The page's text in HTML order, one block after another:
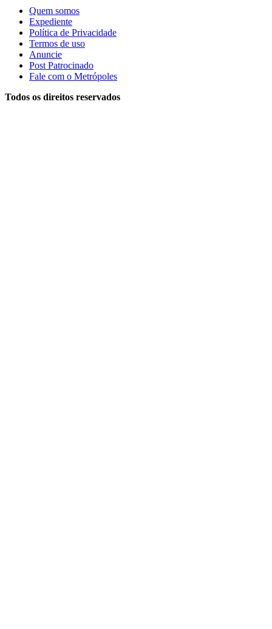
Quem somos
Expediente
Política de Privacidade
Termos de uso
Anuncie
Post Patrocinado
Fale com o Metrópoles
Todos os direitos reservados